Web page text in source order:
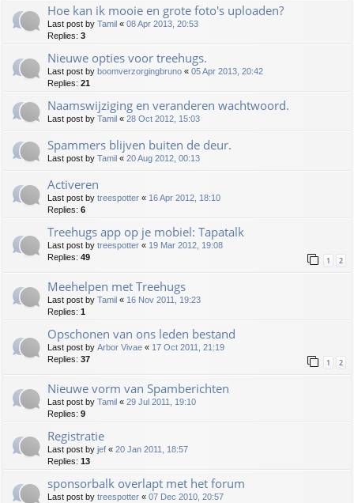
Hoe kan ik mooie en grote foto's uploaden?
Last post by Tamil « 08 Apr 2013, 20:53
Replies: 3
Nieuwe opties voor treehugs.
Last post by boomverzorgingbruno « 05 Apr 2013, 20:42
Replies: 21
Naamswijziging en veranderen wachtwoord.
Last post by Tamil « 28 Oct 2012, 15:03
Spammers blijven buiten de deur.
Last post by Tamil « 20 Aug 2012, 00:13
Activeren
Last post by treespotter « 16 Apr 2012, 18:10
Replies: 6
Treehugs app op je mobiel: Tapatalk
Last post by treespotter « 19 Mar 2012, 19:08
Replies: 49 1 2
Meehelpen met Treehugs
Last post by Tamil « 16 Nov 2011, 19:23
Replies: 1
Opschonen van ons leden bestand
Last post by Arbor Vivae « 17 Oct 2011, 21:19
Replies: 37 1 2
Nieuwe vorm van Spamberichten
Last post by Tamil « 29 Jul 2011, 19:10
Replies: 9
Registratie
Last post by jef « 20 Jan 2011, 18:57
Replies: 13
sponsorbalk overlapt met het forum
Last post by treespotter « 07 Dec 2010, 20:57